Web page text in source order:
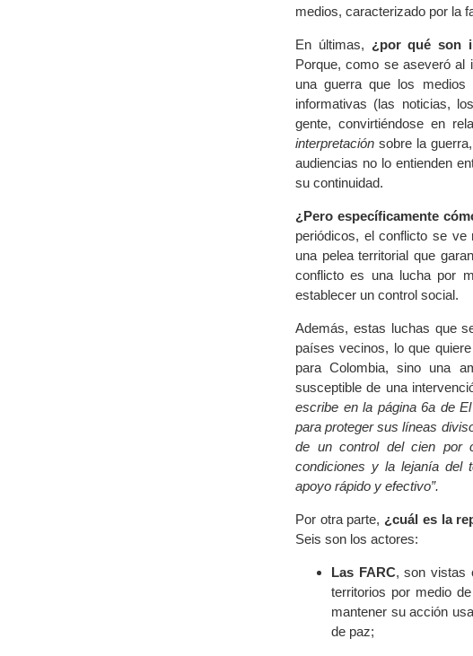
medios, caracterizado por la
En últimas, ¿por qué son
Porque, como se aseveró al
una guerra que los medios
informativas (las noticias,
gente, convirtiéndose en
interpretación sobre la
audiencias no lo entienden
su continuidad.
¿Pero específicamente
periódicos, el conflicto se ve
una pelea territorial que
conflicto es una lucha por
establecer un control social.
Además, estas luchas que
países vecinos, lo que
para Colombia, sino una
susceptible de una
escribe en la página 6a de
para proteger sus líneas
de un control del cien por
condiciones y la lejanía del
apoyo rápido y efectivo”.
Por otra parte, ¿cuál es la
Seis son los actores:
Las FARC, son vistas
territorios por medio
mantener su acción
de paz;